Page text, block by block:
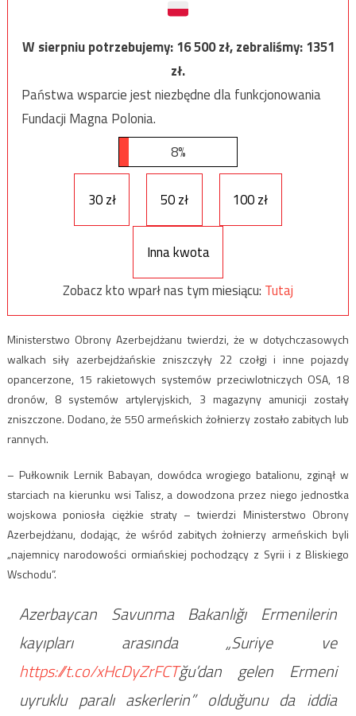
W sierpniu potrzebujemy:16 500zł, zebraliśmy:1351
zł.
Państwa wsparcie jest niezbędne dla funkcjonowania
Fundacji Magna Polonia.
8%
30 zł 50 zł 100 zł
Inna kwota
Zobacz kto wparł nas tym miesiącu: Tutaj
Ministerstwo Obrony Azerbejdżanu twierdzi, że w dotychczasowych
walkach siły azerbejdżańskie zniszczyły 22 czołgi i inne pojazdy
opancerzone, 15 rakietowych systemów przeciwlotniczych OSA, 18
dronów, 8 systemów artyleryjskich, 3 magazyny amunicji zostały
zniszczone. Dodano, że 550 armeńskich żołnierzy zostało zabitych lub
rannych.
– Pułkownik Lernik Babayan, dowódca wrogiego batalionu, zginął w
starciach na kierunku wsi Talisz, a dowodzona przez niego jednostka
wojskowa poniosła ciężkie straty – twierdzi Ministerstwo Obrony
Azerbejdżanu, dodając, że wśród zabitych żołnierzy armeńskich byli
„najemnicy narodowości ormiańskiej pochodzący z Syrii i z Bliskiego
Wschodu”.
Azerbaycan Savunma Bakanlığı Ermenilerin
kayıpları arasında „Suriye ve
https://t.co/xHcDyZrFCTğu’dan gelen Ermeni
uyruklu paralı askerlerin” olduğunu da iddia